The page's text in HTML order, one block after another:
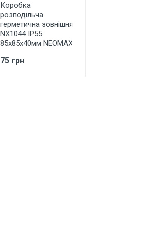
Коробка
розподільча
герметична зовнішня
NX1044 IP55
85х85х40мм NEOMAX
75 грн